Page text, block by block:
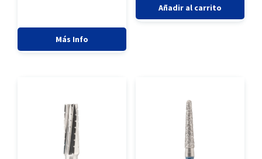
Más Info
de
5
DE
Añadir al carrito